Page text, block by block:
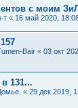
с моим
т « 16 май 2020,
Bair « 03 окт
в 131...
« 29 дек 2019,